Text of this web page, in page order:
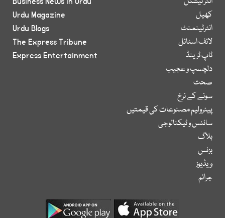
کھیل
انٹرٹینمنٹ
لائف اسٹائل
ٹاپ ٹرینڈ
دلچسپ و عجیب
صحت
سونے کے نرخ
پیٹرولیم مصنوعات کی قیمتیں
سائنس و ٹیکنالوجی
بلاگ
بزنس
ویڈیوز
جرائم
Urdu Magazine
Urdu Blogs
The Express Tribune
Express Entertainment